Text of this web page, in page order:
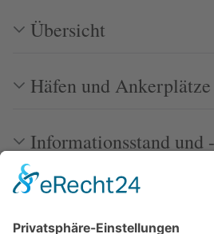
Übersicht
Häfen und Ankerplätze
Informationsstand und
Weblinks